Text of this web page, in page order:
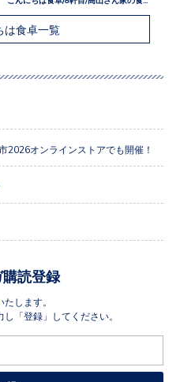
は食卓一覧
2026オンラインストアでも開催！
購読登録
します。
「登録」してください。